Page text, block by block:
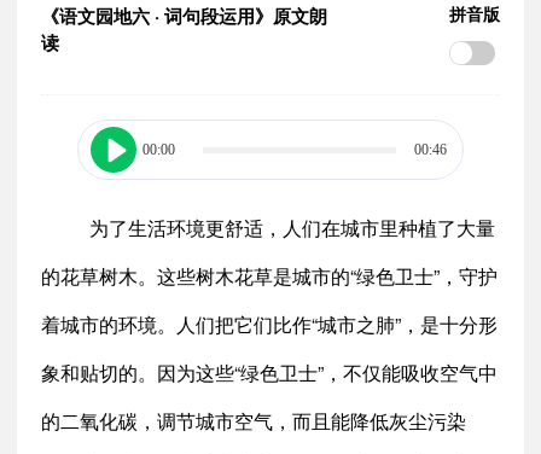
《语文园地六 · 词句段运用》原文朗
读
拼音版
00:00 00:46
为了生活环境更舒适，人们在城市里种植了大量
的花草树木。这些树木花草是城市的“绿色卫士”，守护
着城市的环境。人们把它们比作“城市之肺”，是十分形
象和贴切的。因为这些“绿色卫士”，不仅能吸收空气中
的二氧化碳，调节城市空气，而且能降低灰尘污染